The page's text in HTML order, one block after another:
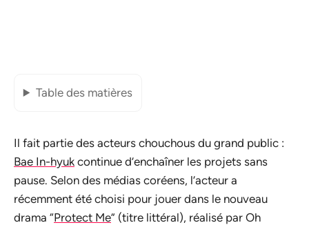
Table des matières
Il fait partie des acteurs chouchous du grand public :
Bae In-hyuk continue d’enchaîner les projets sans
pause. Selon des médias coréens, l’acteur a
récemment été choisi pour jouer dans le nouveau
drama “Protect Me” (titre littéral), réalisé par Oh